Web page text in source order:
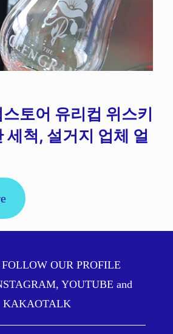
토어 유리컵 위스키
세척, 설거지 업체 얼
OUR PROFILE
, YOUTUBE and
KAKAOTALK